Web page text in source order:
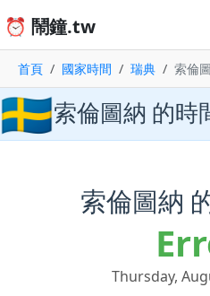
⏰ 鬧鐘.tw
首頁 國家時間 瑞典 索倫
🇸🇪索倫圖納 的時
索倫圖納
Thursday,